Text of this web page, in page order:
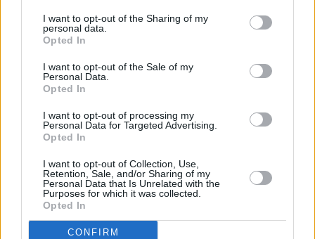
de su consentimiento, pero usted tiene el derecho de
rechazar tal procesamiento. Sus preferencias se aplicarán
cualquier momento entrando de nuevo en este sitio web o
visitando nuestra política de privacidad.
I want to opt-out of the Sharing of my
personal data.
Opted In
I want to opt-out of the Sale of my
Personal Data.
Opted In
I want to opt-out of processing my
Personal Data for Targeted Advertising.
Opted In
I want to opt-out of Collection, Use,
Retention, Sale, and/or Sharing of my
Personal Data that Is Unrelated with the
Purposes for which it was collected.
Opted In
CONFIRM